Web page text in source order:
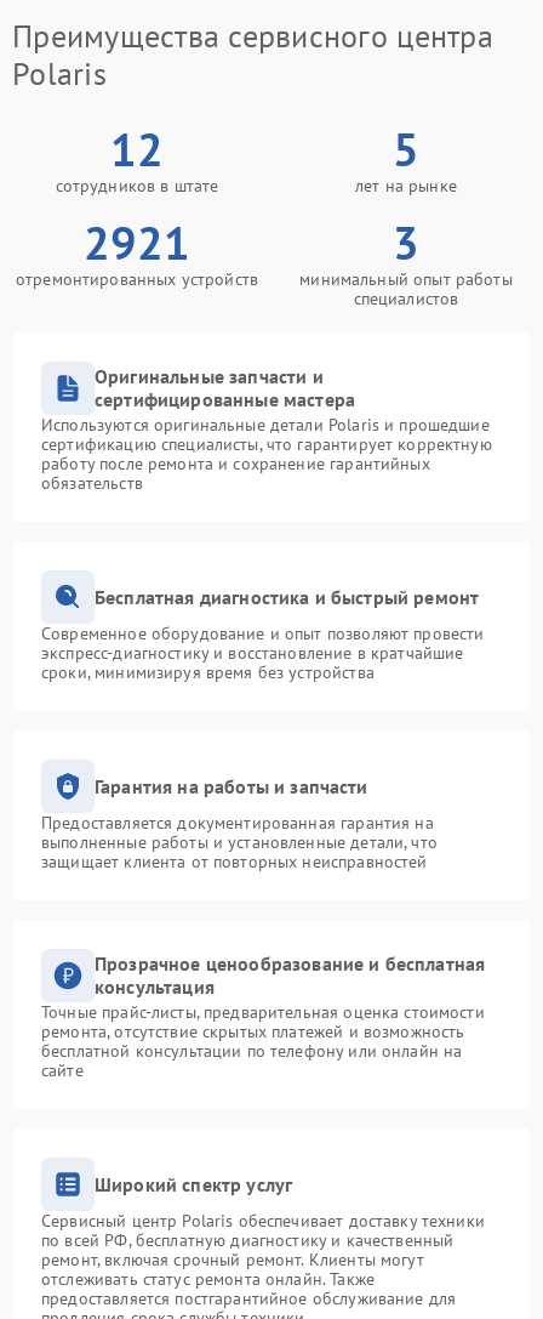
Преимущества сервисного центра
Polaris
12
сотрудников в штате
5
лет на рынке
2921
отремонтированных устройств
3
минимальный опыт работы
специалистов
Оригинальные запчасти и
сертифицированные мастера
Используются оригинальные детали Polaris и прошедшие
сертификацию специалисты, что гарантирует корректную
работу после ремонта и сохранение гарантийных
обязательств
Бесплатная диагностика и быстрый ремонт
Современное оборудование и опыт позволяют провести
экспресс-диагностику и восстановление в кратчайшие
сроки, минимизируя время без устройства
Гарантия на работы и запчасти
Предоставляется документированная гарантия на
выполненные работы и установленные детали, что
защищает клиента от повторных неисправностей
Прозрачное ценообразование и бесплатная
консультация
Точные прайс-листы, предварительная оценка стоимости
ремонта, отсутствие скрытых платежей и возможность
бесплатной консультации по телефону или онлайн на
сайте
Широкий спектр услуг
Сервисный центр Polaris обеспечивает доставку техники
по всей РФ, бесплатную диагностику и качественный
ремонт, включая срочный ремонт. Клиенты могут
отслеживать статус ремонта онлайн. Также
предоставляется постгарантийное обслуживание для